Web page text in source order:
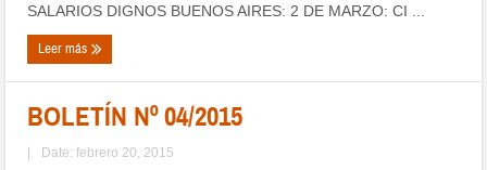
SALARIOS DIGNOS BUENOS AIRES: 2 DE MARZO: CI ...
Leer más
BOLETÍN Nº 04/2015
| Date: febrero 20, 2015